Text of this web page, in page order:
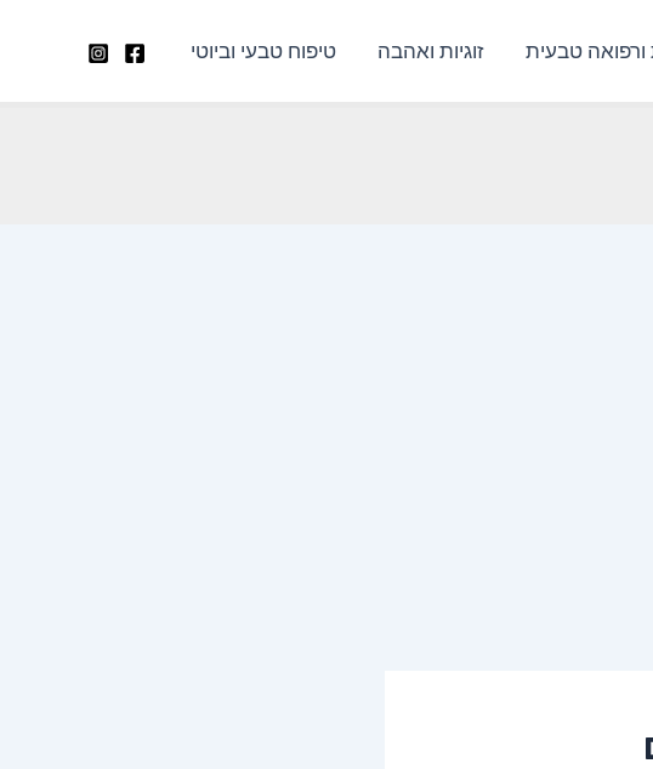
ורפואה טבעית זוגיות ואהבה טיפוח טבעי וביוטי